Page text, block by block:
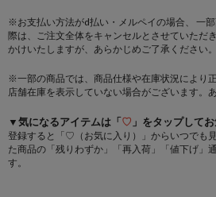
※お支払い方法がd払い・メルペイの場合、 一
際は、ご注文全体をキャンセルとさせていただ
かけいたしますが、あらかじめご了承ください。
※一部の商品では、商品仕様や在庫状況により
店舗在庫を表示していない場合がございます。
▼気になるアイテムは「♡ 」をタップして
登録すると「♡（お気に入り）」からいつでも
た商品の「残りわずか」「再入荷」「値下げ」
す。